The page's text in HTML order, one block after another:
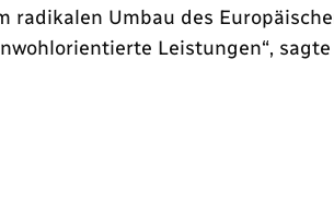
Umbau des
Leistungen“, sagte